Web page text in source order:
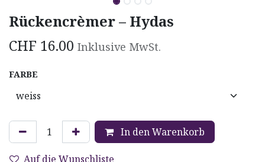
Rückencrèmer – Hydas
CHF 16.00 Inklusive MwSt.
FARBE
In den Warenkorb
Auf die Wunschliste